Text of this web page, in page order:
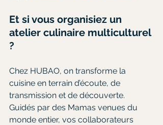
Et si vous organisiez un
atelier culinaire multiculturel
?
Chez HUBAO, on transforme la
cuisine en terrain d’écoute, de
transmission et de découverte.
Guidés par des Mamas venues du
monde entier, vos collaborateurs